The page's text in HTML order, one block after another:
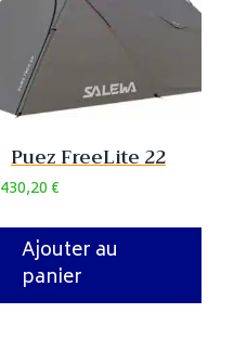
Puez FreeLite 22
430,20€
Ajouter au
panier